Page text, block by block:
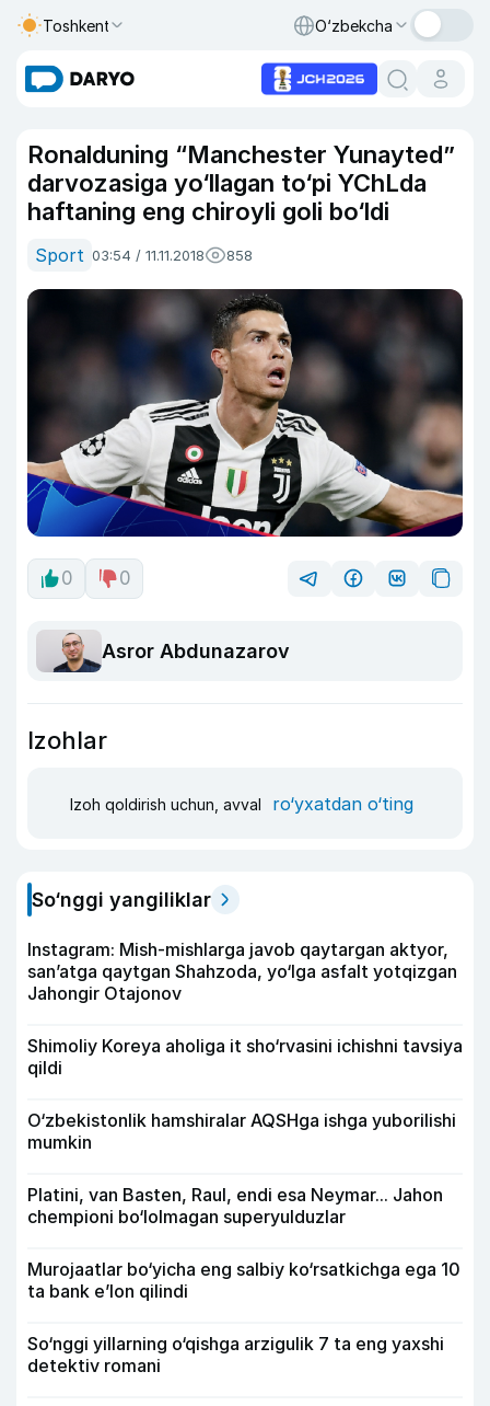
Toshkent O‘zbekcha
Ronalduning “Manchester Yunayted”
darvozasiga yo‘llagan to‘pi YChLda
haftaning eng chiroyli goli bo‘ldi
Sport 03:54 / 11.11.2018 858
0 0
Asror Abdunazarov
Izohlar
Izoh qoldirish uchun, avval ro‘yxatdan o‘ting
So‘nggi yangiliklar
Instagram: Mish-mishlarga javob qaytargan aktyor,
san’atga qaytgan Shahzoda, yo‘lga asfalt yotqizgan
Jahongir Otajonov
Shimoliy Koreya aholiga it sho‘rvasini ichishni tavsiya
qildi
O‘zbekistonlik hamshiralar AQSHga ishga yuborilishi
mumkin
Platini, van Basten, Raul, endi esa Neymar... Jahon
chempioni bo‘lolmagan superyulduzlar
Murojaatlar bo‘yicha eng salbiy ko‘rsatkichga ega 10
ta bank e’lon qilindi
So‘nggi yillarning o‘qishga arzigulik 7 ta eng yaxshi
detektiv romani